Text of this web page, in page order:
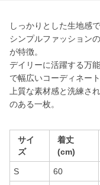
しっかりとした生地感
シンプルファッション
が特徴。
デイリーに活躍する万
で幅広いコーディネート
上質な素材感と洗練さ
のある一枚。
サイ
ズ
着丈
(cm)
S 60